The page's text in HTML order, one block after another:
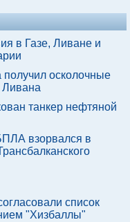
в Газе, Ливане и
осколочные
Ливана
танкер нефтяной
взорвался в
список
"Хизбаллы"